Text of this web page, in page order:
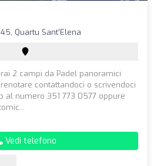
Quartu Sant'Elena
2 campi da Padel panoramici
contattandoci o scrivendoci
al numero 351 773 0577 oppure
Vedi telefono